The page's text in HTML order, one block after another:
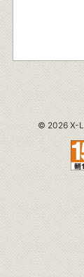
© 2026 X-